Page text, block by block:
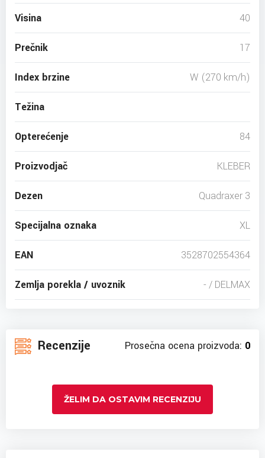
Visina 40
Prečnik 17
Index brzine W (270 km/h)
Težina
Opterećenje 84
Proizvodjač KLEBER
Dezen Quadraxer 3
Specijalna oznaka XL
EAN 3528702554364
Zemlja porekla / uvoznik - / DELMAX
Recenzije Prosečna ocena proizvoda: 0
ŽELIM DA OSTAVIM RECENZIJU